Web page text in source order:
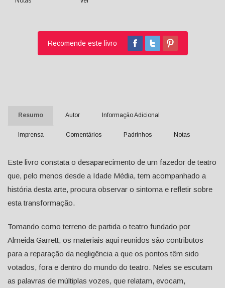
Recomende este livro
Resumo Autor Informação Adicional
Imprensa Comentários Padrinhos Notas
Este livro constata o desaparecimento de um fazedor de teatro
que, pelo menos desde a Idade Média, tem acompanhado a
história desta arte, procura observar o sintoma e refletir sobre
esta transformação.
Tomando como terreno de partida o teatro fundado por
Almeida Garrett, os materiais aqui reunidos são contributos
para a reparação da negligência a que os pontos têm sido
votados, fora e dentro do mundo do teatro. Neles se escutam
as palavras de múltiplas vozes, que relatam, evocam,